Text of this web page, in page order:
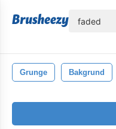
Grunge Bakgrund